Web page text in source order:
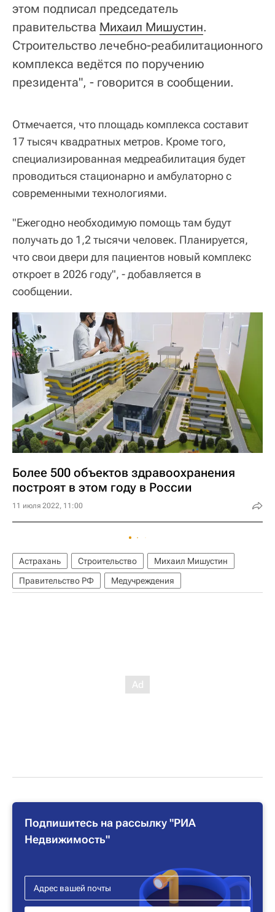
этом подписал председатель
правительства Михаил Мишустин.
Строительство лечебно-реабилитационного
комплекса ведётся по поручению
президента", - говорится в сообщении.
Отмечается, что площадь комплекса составит
17 тысяч квадратных метров. Кроме того,
специализированная медреабилитация будет
проводиться стационарно и амбулаторно с
современными технологиями.
"Ежегодно необходимую помощь там будут
получать до 1,2 тысячи человек. Планируется,
что свои двери для пациентов новый комплекс
откроет в 2026 году", - добавляется в
сообщении.
Более 500 объектов здравоохранения
построят в этом году в России
11 июля 2022, 11:00
Астрахань Строительство
Михаил Мишустин
Правительство РФ
Медучреждения
Подпишитесь на рассылку "РИА
Недвижимость"